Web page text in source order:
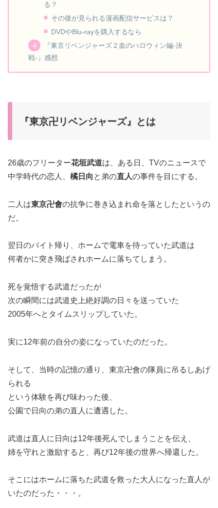
る？
その後が見られる漫画配信サービスは？
DVDやBlu-rayを購入するなら
『東京リベンジャーズ２血のハロウィン編-決
戦-』感想
『東京卍リベンジャーズ』とは
26歳のフリーター花垣武道は、ある日、TVのニュースで
中学時代の恋人、 橘日向 と弟の直人の事件を目にする。
二人は東京卍會の抗争に巻き込まれ命を落としたというの
だ。
翌日のバイト帰り、ホームで電車を待っていた武道は
何者かに突き飛ばされホームに落ちてしまう。
死を覚悟する武道だったが
次の瞬間には武道史上絶好調の日々を送っていた
2005年へとタイムスリップしていた。
実に12年前の自分の姿になっていたのだった。
そして、当時の記憶の通り、東京卍會の隊員に吊るしあげ
られる
という体験を再び味わった後、
公園で日向の弟の直人に遭遇した。
武道は直人に日向は12年後死んでしまうことを伝え、
姉を守れと激励すると、再び12年後の世界へ帰還した。
そこにはホームに落ちた武道を救った大人になった直人が
いたのだった・・・。